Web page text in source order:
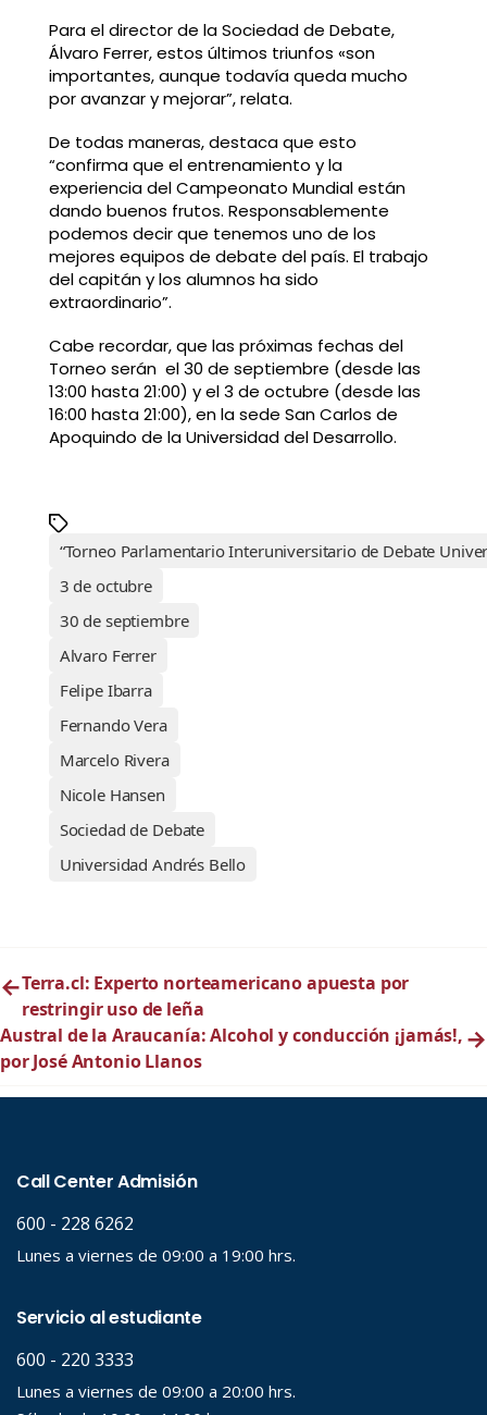
Para el director de la Sociedad de Debate,
Álvaro Ferrer, estos últimos triunfos «son
importantes, aunque todavía queda mucho
por avanzar y mejorar”, relata.
De todas maneras, destaca que esto
“confirma que el entrenamiento y la
experiencia del Campeonato Mundial están
dando buenos frutos. Responsablemente
podemos decir que tenemos uno de los
mejores equipos de debate del país. El trabajo
del capitán y los alumnos ha sido
extraordinario”.
Cabe recordar, que las próximas fechas del
Torneo serán el 30 de septiembre (desde las
13:00 hasta 21:00) y el 3 de octubre (desde las
16:00 hasta 21:00), en la sede San Carlos de
Apoquindo de la Universidad del Desarrollo.
“Torneo Parlamentario Interuniversitario de Debate
3 de octubre
30 de septiembre
Alvaro Ferrer
Felipe Ibarra
Fernando Vera
Marcelo Rivera
Nicole Hansen
Sociedad de Debate
Universidad Andrés Bello
←Terra.cl: Experto norteamericano apuesta por
restringir uso de leña
Austral de la Araucanía: Alcohol y conducción ¡jamás!,
por José Antonio Llanos
→